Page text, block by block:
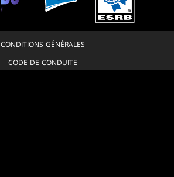
CONDITIONS GÉNÉRALES
CODE DE CONDUITE